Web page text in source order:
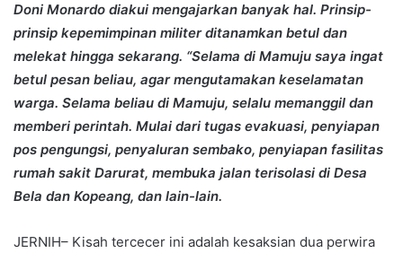
Doni Monardo diakui mengajarkan banyak hal. Prinsip-
prinsip kepemimpinan militer ditanamkan betul dan
melekat hingga sekarang. “Selama di Mamuju saya ingat
betul pesan beliau, agar mengutamakan keselamatan
warga. Selama beliau di Mamuju, selalu memanggil dan
memberi perintah. Mulai dari tugas evakuasi, penyiapan
pos pengungsi, penyaluran sembako, penyiapan fasilitas
rumah sakit Darurat, membuka jalan terisolasi di Desa
Bela dan Kopeang, dan lain-lain.
JERNIH– Kisah tercecer ini adalah kesaksian dua perwira